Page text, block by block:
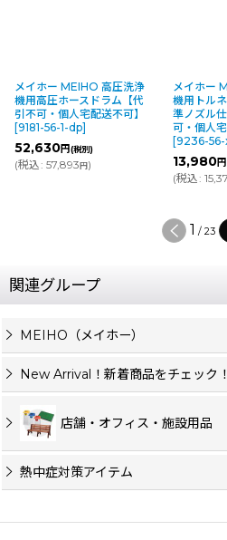
高圧洗浄
ドラム【代
配送不可】
メイホー MEIHO 高圧洗浄
機用トルネードノズル（標
準ノズル仕様）【代引不
可・個人宅配送不可】
2 /23
関連グループ
MEIHO（メイホー）
New Arrival！新着商品をチェック！
店舗・オフィス・施設用品
熱中症対策アイテム